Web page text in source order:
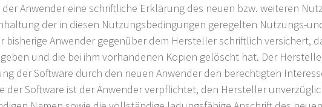
Anwender eine schriftliche Erklärung des neuen bzw. weiteren
der in diesen Nutzungsbedingungen geregelten Nutzungs-
Anwender gegenüber dem Hersteller schriftlich versichert,
und die bei ihm vorhandenen Kopien gelöscht hat. Der
der Software durch den neuen Anwender den berechtigten
der Software ist der Anwender verpflichtet, den Hersteller